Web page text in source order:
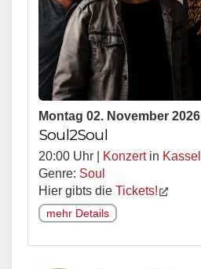
Montag 02. November 2026
Soul2Soul
20:00 Uhr | Konzertin Kassel
Genre: Soul
Hier gibts die Tickets!
mehr Details